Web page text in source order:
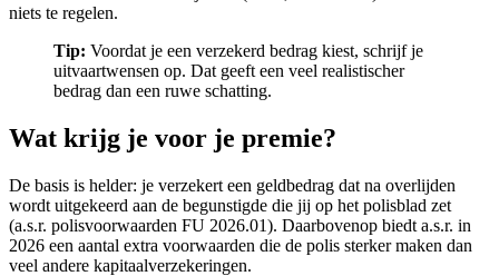
niets te regelen.
Tip: Voordat je een verzekerd bedrag kiest, schrijf je
uitvaartwensen op. Dat geeft een veel realistischer
bedrag dan een ruwe schatting.
Wat krijg je voor je premie?
De basis is helder: je verzekert een geldbedrag dat na overlijden
wordt uitgekeerd aan de begunstigde die jij op het polisblad zet
(a.s.r. polisvoorwaarden FU 2026.01). Daarbovenop biedt a.s.r. in
2026 een aantal extra voorwaarden die de polis sterker maken dan
veel andere kapitaalverzekeringen.